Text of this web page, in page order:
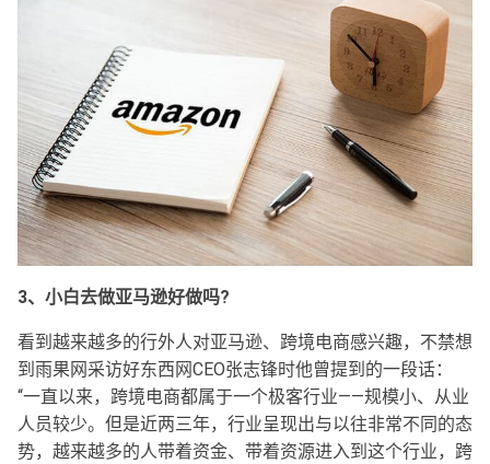
3、小白去做亚马逊好做吗?
看到越来越多的行外人对亚马逊、跨境电商感兴趣，不禁想
到雨果网采访好东西网CEO张志锋时他曾提到的一段话：
“一直以来，跨境电商都属于一个极客行业——规模小、从业
人员较少。但是近两三年，行业呈现出与以往非常不同的态
势，越来越多的人带着资金、带着资源进入到这个行业，跨